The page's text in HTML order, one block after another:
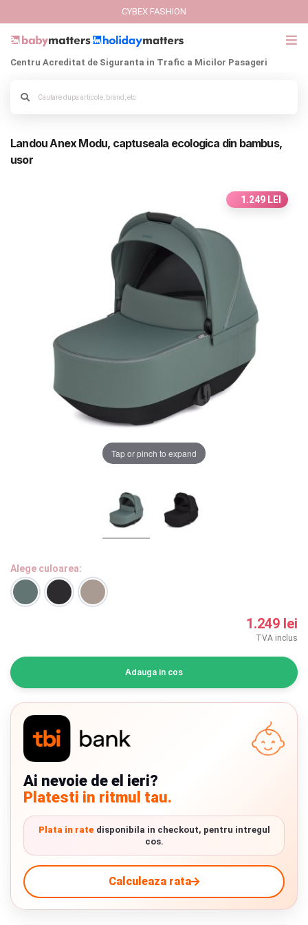
Italbaby Collections
CARUCIOARE COPII
SCAUNE AUTO
LA PLIMBARE
CAMERA COPILULUI
JUCARII
MARSUPII BEBELUSI
LEAGANE COPII
BABY MONITORS
CASA SI CURATENIE
Informatii companie
Despre noi
Regulament giveaway
Showroom
Depozit
CYBEX FASHION
Centru Acreditat de Siguranta in Trafic a Micilor Pasageri
Landou Anex Modu, captuseala ecologica din bambus,
usor
1.249 LEI
Tap or pinch to expand
Alege culoarea:
1.249 lei
TVA inclus
Adauga in cos
Ai nevoie de el ieri?
Platesti in ritmul tau.
Plata in ratedisponibila in checkout, pentru intregul
cos.
Calculeaza rata
Alege culoarea cadrului
Livrare prin curier in Romania si in Uniunea